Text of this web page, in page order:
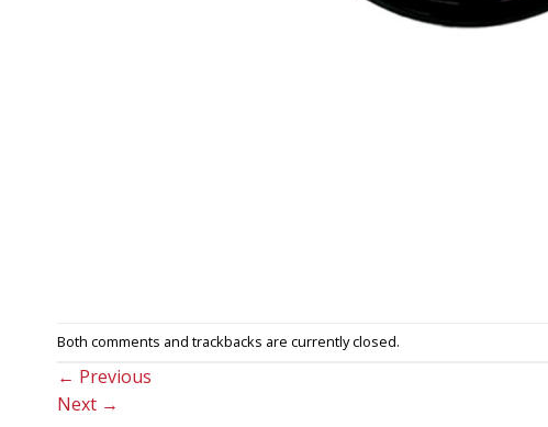
Both comments and trackbacks are currently closed.
← Previous
Next →